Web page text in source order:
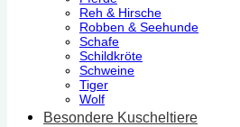
Reh & Hirsche
Robben & Seehunde
Schafe
Schildkröte
Schweine
Tiger
Wolf
Besondere Kuscheltiere